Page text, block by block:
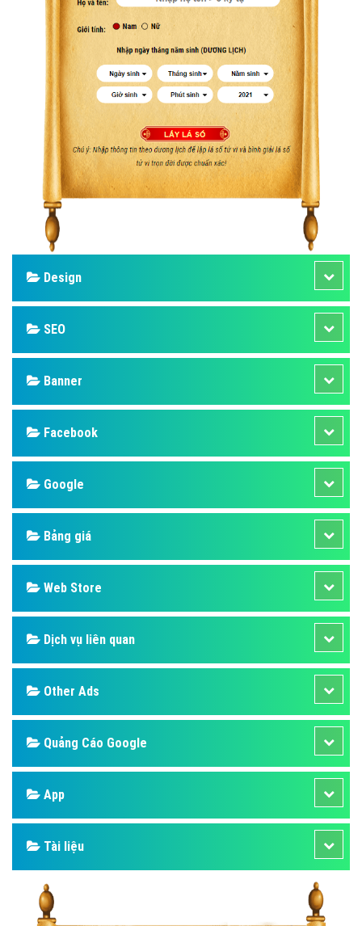
Design
SEO
Banner
Facebook
Google
Bảng giá
Web Store
Dịch vụ liên quan
Other Ads
Quảng Cáo Google
App
Tài liệu